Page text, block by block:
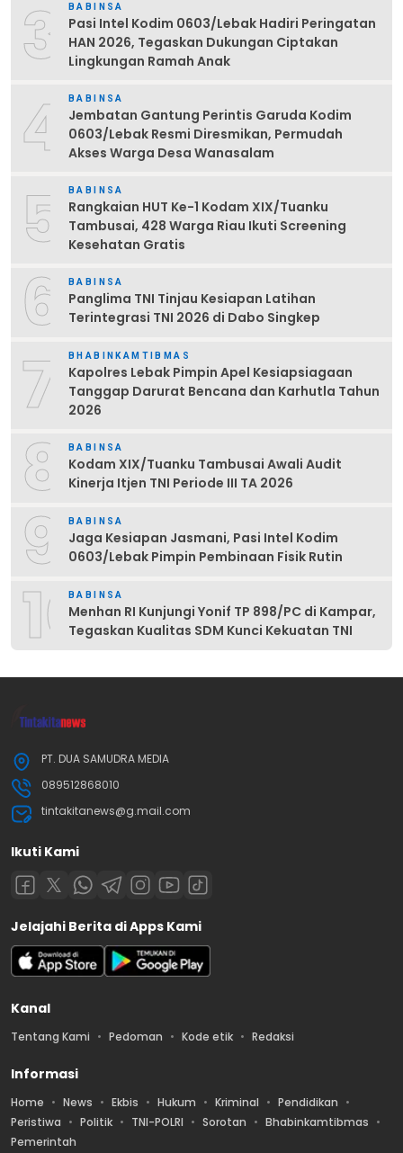
3 BABINSA
Pasi Intel Kodim 0603/Lebak Hadiri Peringatan
HAN 2026, Tegaskan Dukungan Ciptakan
Lingkungan Ramah Anak
4 BABINSA
Jembatan Gantung Perintis Garuda Kodim
0603/Lebak Resmi Diresmikan, Permudah
Akses Warga Desa Wanasalam
5 BABINSA
Rangkaian HUT Ke-1 Kodam XIX/Tuanku
Tambusai, 428 Warga Riau Ikuti Screening
Kesehatan Gratis
6 BABINSA
Panglima TNI Tinjau Kesiapan Latihan
Terintegrasi TNI 2026 di Dabo Singkep
7 BHABINKAMTIBMAS
Kapolres Lebak Pimpin Apel Kesiapsiagaan
Tanggap Darurat Bencana dan Karhutla Tahun
2026
8 BABINSA
Kodam XIX/Tuanku Tambusai Awali Audit
Kinerja Itjen TNI Periode III TA 2026
9 BABINSA
Jaga Kesiapan Jasmani, Pasi Intel Kodim
0603/Lebak Pimpin Pembinaan Fisik Rutin
10BABINSA
Menhan RI Kunjungi Yonif TP 898/PC di Kampar,
Tegaskan Kualitas SDM Kunci Kekuatan TNI
PT. DUA SAMUDRA MEDIA
089512868010
tintakitanews@g.mail.com
Ikuti Kami
Jelajahi Berita di Apps Kami
Kanal
Tentang Kami Pedoman Kode etik Redaksi
Informasi
Home News Ekbis Hukum Kriminal
Pendidikan
Peristiwa
Politik TNI-POLRI Sorotan
Bhabinkamtibmas
Pemerintah